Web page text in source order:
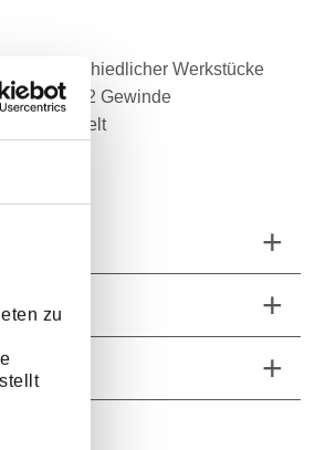
zu
unterschiedlicher Werkstücke
M10, M12 Gewinde
vernickelt